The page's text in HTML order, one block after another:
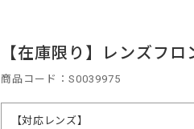
【在庫限り】レンズフ
商品コード：S0039975
【対応レンズ】